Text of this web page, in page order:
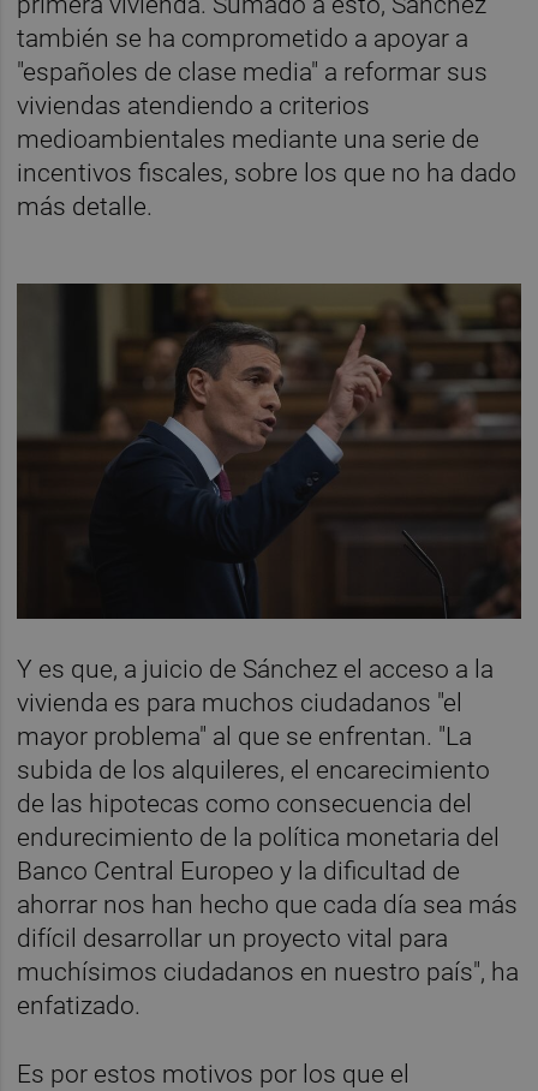
también se ha comprometido a apoyar a
"españoles de clase media" a reformar sus
viviendas atendiendo a criterios
medioambientales mediante una serie de
incentivos fiscales, sobre los que no ha dado
más detalle.
Y es que, a juicio de Sánchez el acceso a la
vivienda es para muchos ciudadanos "el
mayor problema" al que se enfrentan. "La
subida de los alquileres, el encarecimiento
de las hipotecas como consecuencia del
endurecimiento de la política monetaria del
Banco Central Europeo y la dificultad de
ahorrar nos han hecho que cada día sea más
difícil desarrollar un proyecto vital para
muchísimos ciudadanos en nuestro país", ha
enfatizado.
Es por estos motivos por los que el